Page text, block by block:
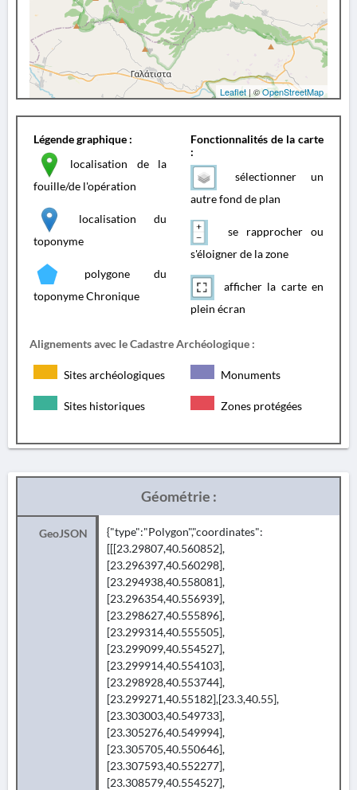
Leaflet | ©OpenStreetMap
Légende graphique :
localisation de la
fouille/de l'opération
localisation du
toponyme
polygone du
toponyme Chronique
Fonctionnalités de la carte
:
sélectionner un
autre fond de plan
se rapprocher ou
s'éloigner de la zone
afficher la carte en
plein écran
Alignements avec le Cadastre Archéologique :
Sites archéologiques Monuments
Sites historiques Zones protégées
Géométrie :
GeoJSON
{"type":"Polygon","coordinates":
[[[23.29807,40.560852],
[23.296397,40.560298],
[23.294938,40.558081],
[23.296354,40.556939],
[23.298627,40.555896],
[23.299314,40.555505],
[23.299099,40.554527],
[23.299914,40.554103],
[23.298928,40.553744],
[23.299271,40.55182],[23.3,40.55],
[23.303003,40.549733],
[23.305276,40.549994],
[23.305705,40.550646],
[23.307593,40.552277],
[23.308579,40.554527],